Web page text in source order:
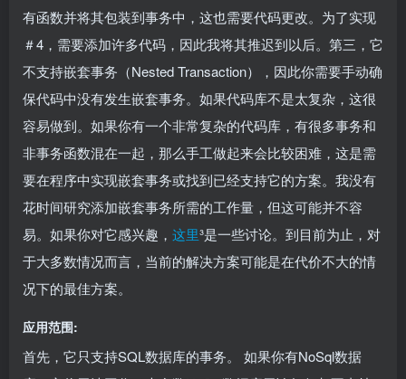
有函数并将其包装到事务中，这也需要代码更改。为了实现
＃4，需要添加许多代码，因此我将其推迟到以后。第三，它
不支持嵌套事务（Nested Transaction），因此你需要手动确
保代码中没有发生嵌套事务。如果代码库不是太复杂，这很
容易做到。如果你有一个非常复杂的代码库，有很多事务和
非事务函数混在一起，那么手工做起来会比较困难，这是需
要在程序中实现嵌套事务或找到已经支持它的方案。我没有
花时间研究添加嵌套事务所需的工作量，但这可能并不容
易。如果你对它感兴趣， 这里³是一些讨论。到目前为止，对
于大多数情况而言，当前的解决方案可能是在代价不大的情
况下的最佳方案。
应用范围:
首先，它只支持SQL数据库的事务。 如果你有NoSql数据